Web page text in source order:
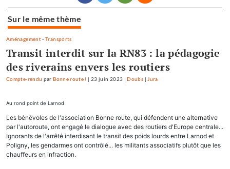
Sur le même thème
Aménagement-Transports
Transit interdit sur la RN83 : la pédagogie
des riverains envers les routiers
Compte-rendu par Bonne route ! 23 juin 2023 Doubs |Jura
Au rond point de Larnod
Les bénévoles de l'association Bonne route, qui défendent une alternative
par l'autoroute, ont engagé le dialogue avec des routiers d'Europe centrale...
Ignorants de l'arrêté interdisant le transit des poids lourds entre Larnod et
Poligny, les gendarmes ont contrôlé... les militants associatifs plutôt que les
chauffeurs en infraction.